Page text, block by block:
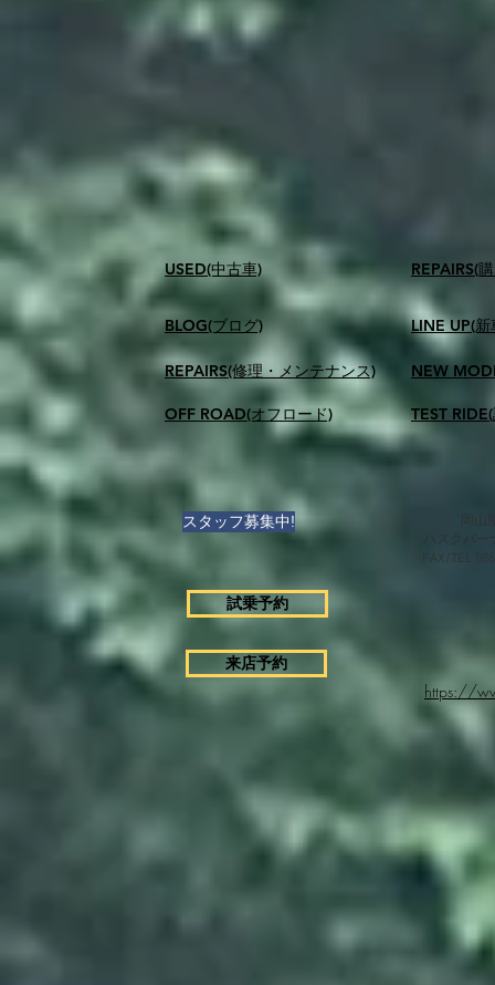
USED(中古車)
BLOG(ブログ)
REPAIRS(修理・メンテナンス)
OFF ROAD(オフロード)
​REPAIRS(
LINE UP(新
NEW
TEST
スタッフ募集中!
試乗予約
来店予約
ハスクバ
FAX/TEL
https://